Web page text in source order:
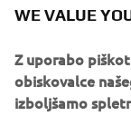
Palmeiro iz ekipe
Yamaho, s čimer
na reliju Dakar
avtomobilov,
WE VALUE
Z uporabo
obiskovalce
izboljšamo